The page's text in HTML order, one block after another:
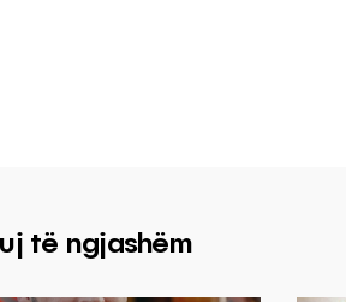
të ngjashëm